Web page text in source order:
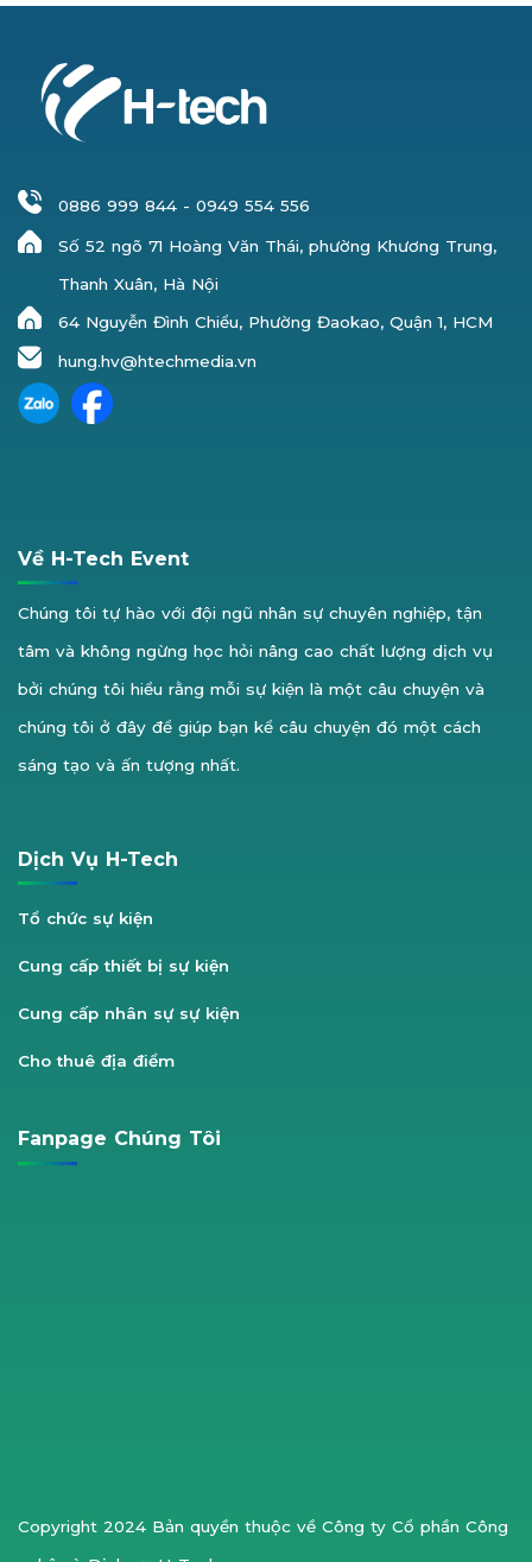
0886 999 844- 0949 554 556
Số 52 ngõ 71 Hoàng Văn Thái, phường Khương Trung,
Thanh Xuân, Hà Nội
64 Nguyễn Đình Chiểu, Phường Đaokao, Quận 1, HCM
hung.hv@htechmedia.vn
Về H-Tech Event
Chúng tôi tự hào với đội ngũ nhân sự chuyên nghiệp, tận
tâm và không ngừng học hỏi nâng cao chất lượng dịch vụ
bởi chúng tôi hiểu rằng mỗi sự kiện là một câu chuyện và
chúng tôi ở đây để giúp bạn kể câu chuyện đó một cách
sáng tạo và ấn tượng nhất.
Dịch Vụ H-Tech
Tổ chức sự kiện
Cung cấp thiết bị sự kiện
Cung cấp nhân sự sự kiện
Cho thuê địa điểm
Fanpage Chúng Tôi
Copyright 2024 Bản quyền thuộc về Công ty Cổ phần Công